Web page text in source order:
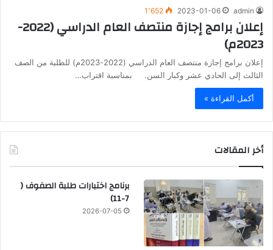
admin
2023-01-06 1٬652
إعلان برامج إجازة منتصف العام الدراسي (2022-
2023م)
إعلان برامج إجازة منتصف العام الدراسي (2022-2023م) للطلبة من الصف
الثالث إلى الحادي عشر وكبار السن. بمناسبة اقتراب…
أكمل القراءة »
أخر المقالات
برنامج اختبارات طلبة الصفوف (
7-11)
2026-07-05